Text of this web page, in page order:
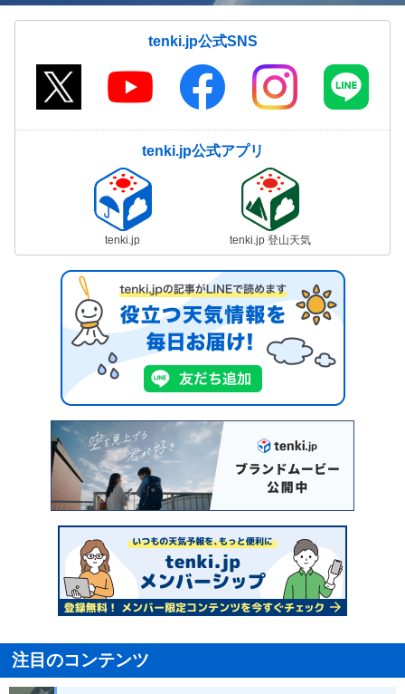
tenki.jp公式SNS
tenki.jp公式アプリ
tenki.jp tenki.jp 登山天気
注目のコンテンツ